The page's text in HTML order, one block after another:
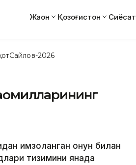
Жаҳон Қозоғистон Сиёсат
Сайлов-2026
имзоланган Қонун билан
тизимини янада